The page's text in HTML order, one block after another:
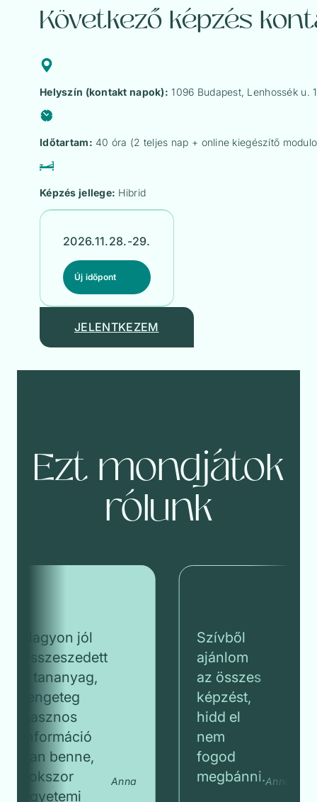
Következő képzés
Helyszín (kontakt napok): 1096 Budapest, Lenhossék u.
Időtartam: 40 óra (2 teljes nap + online kiegészítő
Képzés jellege: Hibrid
2026.11.28.-29.
Új időpont
JELENTKEZEM
Ezt mondjátok
rólunk
Nagyon jól
összeszedett
a tananyag,
rengeteg
hasznos
információ
van benne,
sokszor
egyetemi
Anna
Szívből
ajánlom
az összes
képzést,
hidd el
nem
fogod
megbánni.Anna